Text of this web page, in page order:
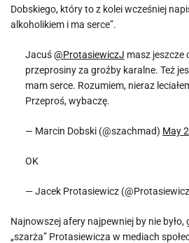
Dobskiego, który to z kolei wcześniej
alkoholikiem i ma serce”.
Jacuś@ProtasiewiczJ masz jeszcze
przeprosiny za groźby karalne. Też
mam serce. Rozumiem, nieraz
Przeproś, wybaczę.
— Marcin Dobski (@szachmad) May
OK
— Jacek Protasiewicz
Najnowszej afery najpewniej by nie
„szarża” Protasiewicza w mediach